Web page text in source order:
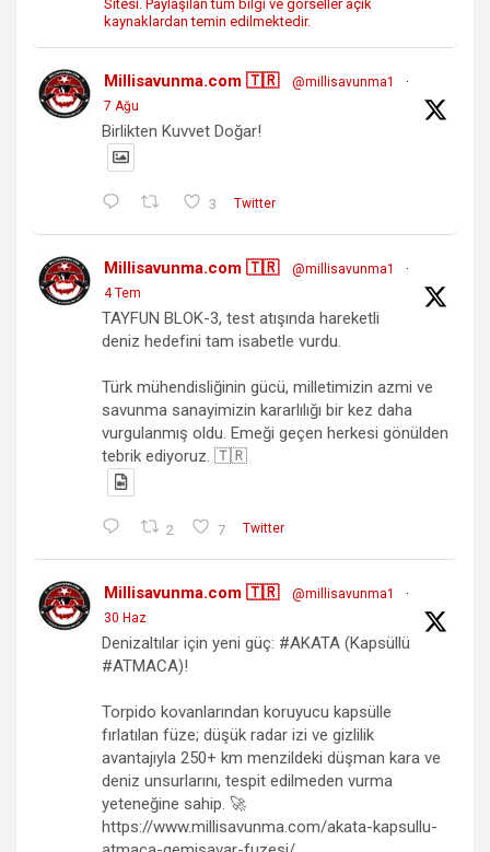
Sitesi. Paylaşılan tüm bilgi ve görseller açık
kaynaklardan temin edilmektedir.
Millisavunma.com 🇹🇷 @millisavunma1
·
7 Ağu
Birlikten Kuvvet Doğar!
3 Twitter
Millisavunma.com 🇹🇷 @millisavunma1
·
4 Tem
TAYFUN BLOK-3, test atışında hareketli
deniz hedefini tam isabetle vurdu.
Türk mühendisliğinin gücü, milletimizin azmi ve
savunma sanayimizin kararlılığı bir kez daha
vurgulanmış oldu. Emeği geçen herkesi gönülden
tebrik ediyoruz. 🇹🇷
2 7 Twitter
Millisavunma.com 🇹🇷 @millisavunma1
·
30 Haz
Denizaltılar için yeni güç: #AKATA (Kapsüllü
#ATMACA)!
Torpido kovanlarından koruyucu kapsülle
fırlatılan füze; düşük radar izi ve gizlilik
avantajıyla 250+ km menzildeki düşman kara ve
deniz unsurlarını, tespit edilmeden vurma
yeteneğine sahip. 🚀
https://www.millisavunma.com/akata-kapsullu-